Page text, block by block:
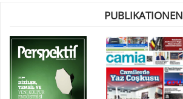
PUBLIKATIONEN